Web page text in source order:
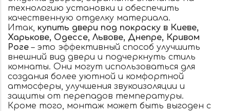
технологию установки и обеспечить
качественную отделку материала.
Итак, купить двери под покраску в Киеве,
Харькове, Одессе, Львове, Днепре, Кривом
Роге – это эффективный способ улучшить
внешний вид двери и подчеркнуть стиль
комнаты. Они могут использоваться для
создания более уютной и комфортной
атмосферы, улучшения звукоизоляции и
защиты от перепадов температуры.
Кроме того, монтаж может быть выгоден с